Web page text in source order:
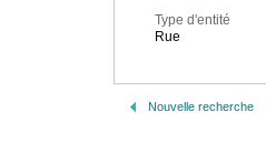
Type d'entité
Rue
Nouvelle recherche